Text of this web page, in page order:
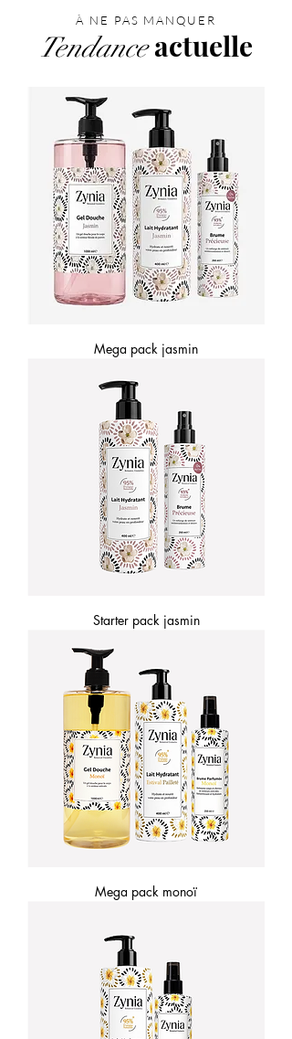
À NE PAS MANQUER
Tendanceactuelle
Mega pack jasmin
Starter pack jasmin
Mega pack monoï